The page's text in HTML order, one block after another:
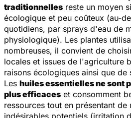
traditionnelles reste un moyen
écologique et peu coûteux (au-
quotidiens, par sprays d'eau de
physiologique). Les plantes
nombreuses, il convient de
locales et issues de l'agriculture
raisons écologiques ainsi que de
Les huiles essentielles ne sont
plus efficaces et consomment
ressources tout en présentant de
indésirables potentiels (irritation